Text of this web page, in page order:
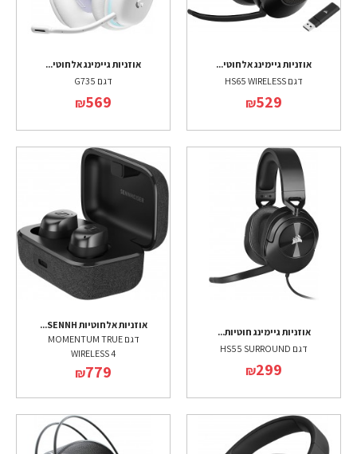
אוזניות גיימינג אלחוטי...
דגם HS65 WIRELESS
₪529
אוזניות גיימינג אלחוטי...
דגם G735
₪569
אוזניות גיימינג חוטיות...
דגם HS55 SURROUND
₪299
אוזניות אלחוטיות SENNH...
דגם MOMENTUM TRUE
WIRELESS 4
₪779